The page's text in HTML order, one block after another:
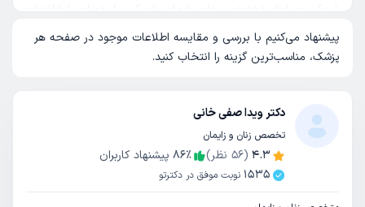
پزشک مشاهده کنید و با مقایسه تجربه، مهارت و نظرات کاربران
بهترین دکتر زنان شهرکرد را انتخاب کنید.
پیشنهاد می‌کنیم با بررسی و مقایسه اطلاعات موجود در صفحه هر
پزشک، مناسب‌ترین گزینه را انتخاب کنید.
دکتر ویدا صفی خانی
تخصص زنان و زایمان
4.3
(
56 نظر) 86٪
پیشنهاد کاربران
1535 نوبت موفق در دکترتو